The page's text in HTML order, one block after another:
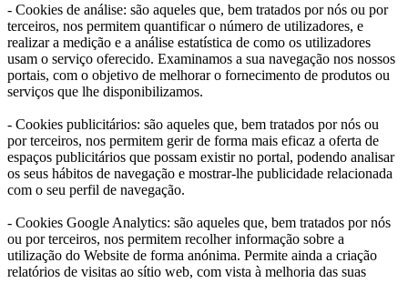
- Cookies de análise: são aqueles que, bem tratados por nós ou por
terceiros, nos permitem quantificar o número de utilizadores, e
realizar a medição e a análise estatística de como os utilizadores
usam o serviço oferecido. Examinamos a sua navegação nos nossos
portais, com o objetivo de melhorar o fornecimento de produtos ou
serviços que lhe disponibilizamos.
- Cookies publicitários: são aqueles que, bem tratados por nós ou
por terceiros, nos permitem gerir de forma mais eficaz a oferta de
espaços publicitários que possam existir no portal, podendo analisar
os seus hábitos de navegação e mostrar-lhe publicidade relacionada
com o seu perfil de navegação.
- Cookies Google Analytics: são aqueles que, bem tratados por nós
ou por terceiros, nos permitem recolher informação sobre a
utilização do Website de forma anónima. Permite ainda a criação
relatórios de visitas ao sítio web, com vista à melhoria das suas